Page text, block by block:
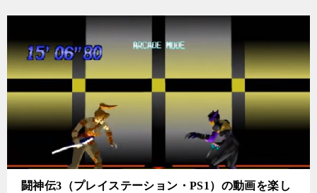
闘神伝3（プレイステーション・PS1）の動画を楽し